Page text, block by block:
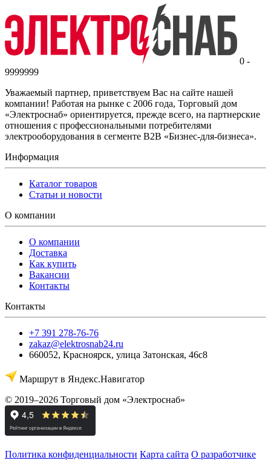
0 -
9999999
Уважаемый партнер, приветствуем Вас на сайте нашей
компании! Работая на рынке с 2006 года, Торговый дом
«Электроснаб» ориентируется, прежде всего, на партнерские
отношения с профессиональными потребителями
электрооборудования в сегменте B2B «Бизнес-для-бизнеса».
Информация
Каталог товаров
Статьи и новости
О компании
О компании
Доставка
Как купить
Вакансии
Контакты
Контакты
+7 391 278-76-76
zakaz@elektrosnab24.ru
660052, Красноярск, улица Затонская, 46с8
Маршрут в Яндекс.Навигатор
© 2019–2026 Торговый дом «Электроснаб»
Политика конфиденциальности Карта сайта О разработчике